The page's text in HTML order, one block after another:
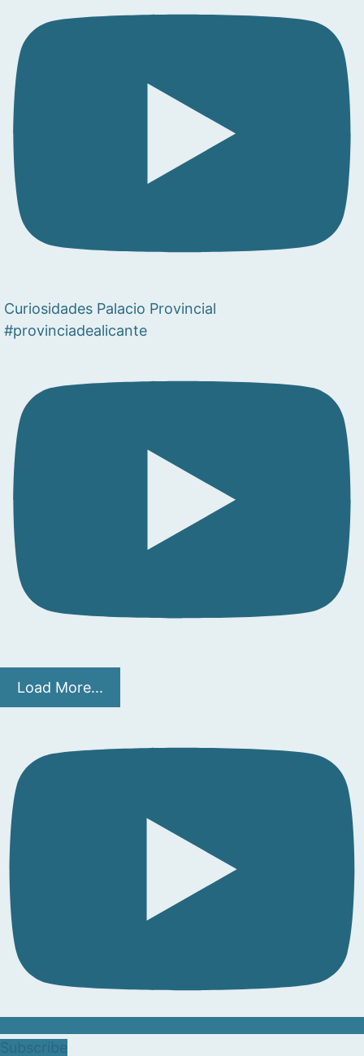
Curiosidades Palacio Provincial
#provinciadealicante
Load More...